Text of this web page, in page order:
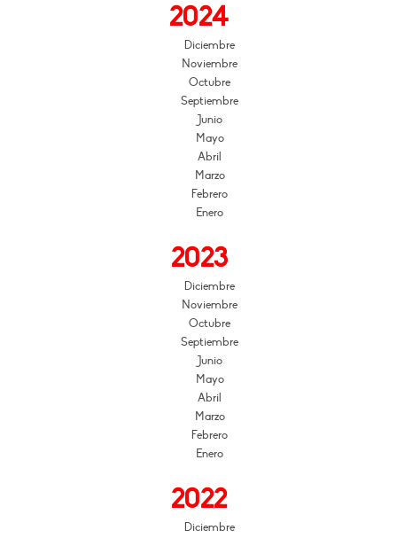
2024
Diciembre
Noviembre
Octubre
Septiembre
Junio
Mayo
Abril
Marzo
Febrero
Enero
2023
Diciembre
Noviembre
Octubre
Septiembre
Junio
Mayo
Abril
Marzo
Febrero
Enero
2022
Diciembre